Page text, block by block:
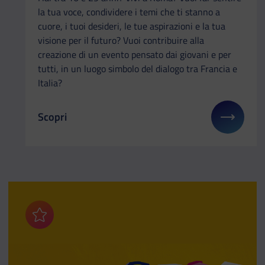
la tua voce, condividere i temi che ti stanno a
cuore, i tuoi desideri, le tue aspirazioni e la tua
visione per il futuro? Vuoi contribuire alla
creazione di un evento pensato dai giovani e per
tutti, in un luogo simbolo del dialogo tra Francia e
Italia?
Il link ti porterà ad avere maggiori dettagli su: La
Scopri
Aggiungi ai preferiti